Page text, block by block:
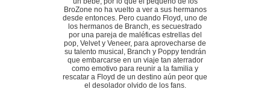
BroZone no ha vuelto a ver a sus hermanos
desde entonces. Pero cuando Floyd, uno de
los hermanos de Branch, es secuestrado
por una pareja de maléficas estrellas del
pop, Velvet y Veneer, para aprovecharse de
su talento musical, Branch y Poppy tendrán
que embarcarse en un viaje tan aterrador
como emotivo para reunir a la familia y
rescatar a Floyd de un destino aún peor que
el desolador olvido de los fans.